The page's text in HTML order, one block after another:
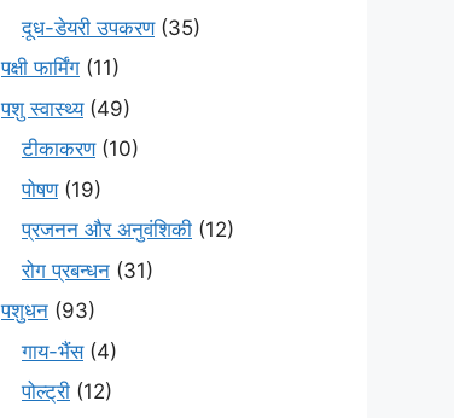
दूध-डेयरी उपकरण(35)
पक्षी फार्मिंग (11)
पशु स्वास्थ्य(49)
टीकाकरण(10)
पोषण(19)
प्रजनन और अनुवंशिकी (12)
रोग प्रबन्धन (31)
पशुधन (93)
गाय-भैंस(4)
पोल्ट्री (12)